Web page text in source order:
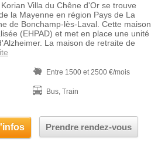
Villa du Chêne d'Or se trouve
la Mayenne en région Pays de La
de Bonchamp-lès-Laval. Cette maison
(EHPAD) et met en place une unité
La maison de retraite de
Entre 1500 et 2500 €/mois
Bus, Train
Prendre rendez-vous